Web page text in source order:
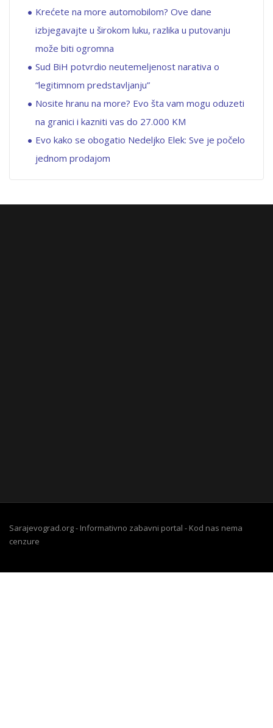
Krećete na more automobilom? Ove dane
izbjegavajte u širokom luku, razlika u putovanju
može biti ogromna
Sud BiH potvrdio neutemeljenost narativa o
“legitimnom predstavljanju”
Nosite hranu na more? Evo šta vam mogu oduzeti
na granici i kazniti vas do 27.000 KM
Evo kako se obogatio Nedeljko Elek: Sve je počelo
jednom prodajom
Sarajevograd.org - Informativno zabavni portal - Kod nas nema
cenzure